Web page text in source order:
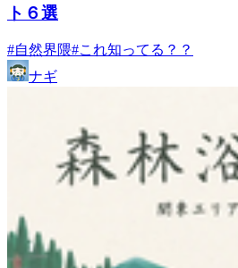
ト６選
#自然界隈#これ知ってる？？
ナギ